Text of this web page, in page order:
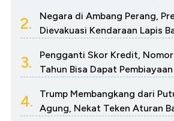
2.
Negara di Ambang Perang,
Dievakuasi Kendaraan Lapis
3.
Pengganti Skor Kredit,
Tahun Bisa Dapat Pembiayaan
4.
Trump Membangkang dari
Agung, Nekat Teken Aturan